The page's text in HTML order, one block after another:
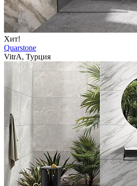
Хит!
Quarstone
VitrA, Турция